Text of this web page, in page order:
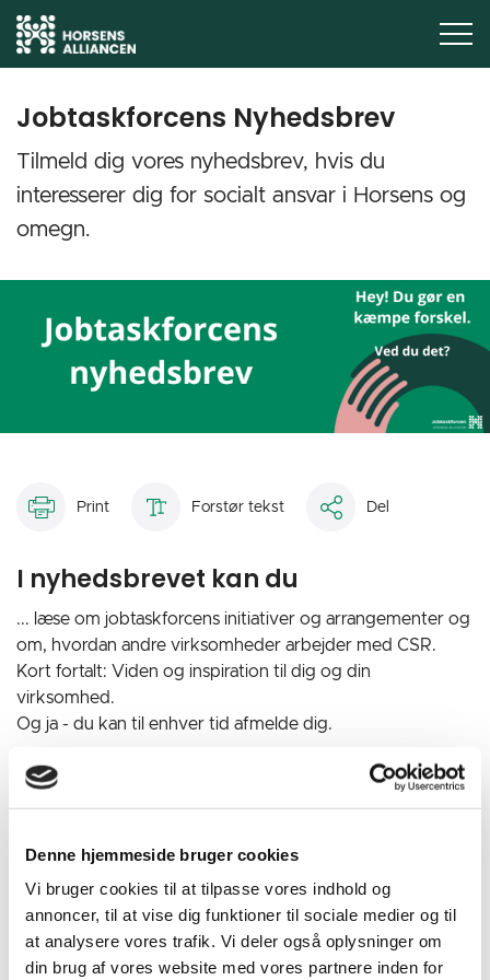
Denne hjemmeside bruger cookies
Vi bruger cookies til at tilpasse vores indhold og
annoncer, til at vise dig funktioner til sociale medier og til
at analysere vores trafik. Vi deler også oplysninger om
din brug af vores website med vores partnere inden for
Jobtaskforcens Nyhedsbrev
Tilmeld dig vores nyhedsbrev, hvis du
interesserer dig for socialt ansvar i Horsens og
omegn.
Print Forstør tekst Del
I nyhedsbrevet kan du
... læse om jobtaskforcens initiativer og arrangementer og
om, hvordan andre virksomheder arbejder med CSR.
Kort fortalt: Viden og inspiration til dig og din
virksomhed.
Og ja - du kan til enhver tid afmelde dig.
Læs vores seneste nyhedsbreve:
God sommer (09.07.26)